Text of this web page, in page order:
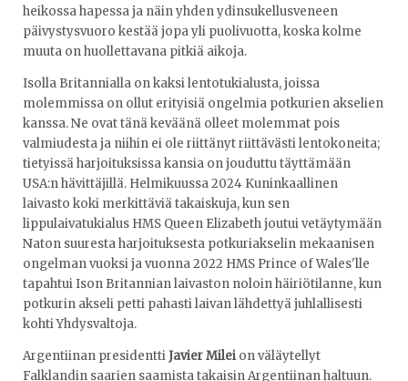
heikossa hapessa ja näin yhden ydinsukellusveneen
päivystysvuoro kestää jopa yli puolivuotta, koska kolme
muuta on huollettavana pitkiä aikoja.
Isolla Britannialla on kaksi lentotukialusta, joissa
molemmissa on ollut erityisiä ongelmia potkurien akselien
kanssa. Ne ovat tänä keväänä olleet molemmat pois
valmiudesta ja niihin ei ole riittänyt riittävästi lentokoneita;
tietyissä harjoituksissa kansia on jouduttu täyttämään
USA:n hävittäjillä. Helmikuussa 2024 Kuninkaallinen
laivasto koki merkittäviä takaiskuja, kun sen
lippulaivatukialus HMS Queen Elizabeth joutui vetäytymään
Naton suuresta harjoituksesta potkuriakselin mekaanisen
ongelman vuoksi ja vuonna 2022 HMS Prince of Wales'lle
tapahtui Ison Britannian laivaston noloin häiriötilanne, kun
potkurin akseli petti pahasti laivan lähdettyä juhlallisesti
kohti Yhdysvaltoja.
Argentiinan presidenttiJavier Milei on väläytellyt
Falklandin saarien saamista takaisin Argentiinan haltuun.